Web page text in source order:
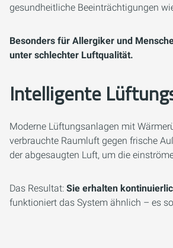
gesundheitliche Beeinträchtigungen
Besonders für Allergiker und
unter schlechter Luftqualität.
Intelligente
Moderne Lüftungsanlagen mit
verbrauchte Raumluft gegen frische
der abgesaugten Luft, um die
Das Resultat: Sie erhalten
funktioniert das System ähnlich – es